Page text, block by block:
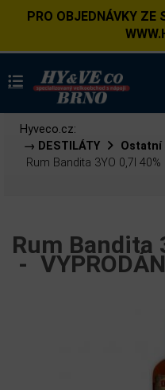
PRO OBJEDNÁVKY ZE
Hyveco.cz:
→ DESTILÁTY
Ostatní
Rum Bandita 3YO 0,7l 40%
Rum Bandita
-